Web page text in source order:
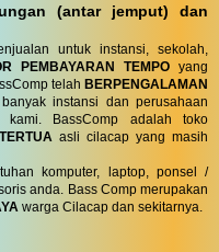
(antar jemput) dan
untuk instansi, sekolah,
PEMBAYARAN TEMPO yang
telah BERPENGALAMAN
instansi dan perusahaan
kami. BassComp adalah toko
TERTUA asli cilacap yang masih
komputer, laptop, ponsel /
anda. Bass Comp merupakan
warga Cilacap dan sekitarnya.